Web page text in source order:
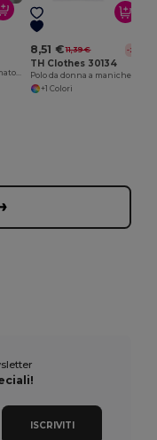
8,51 € 11,39 € -25%
TH Clothes 30134
+1 Colori
ISCRIVITI